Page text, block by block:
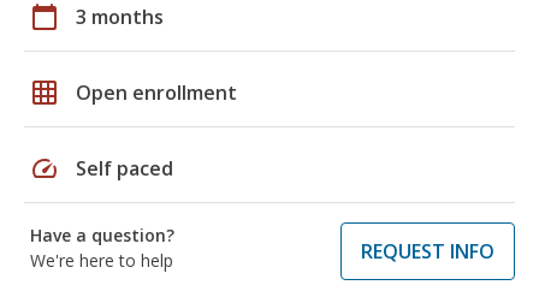
calendar_today 3 months
grid_on Open enrollment
speed Self paced
Have a question?
We're here to help
REQUEST INFO